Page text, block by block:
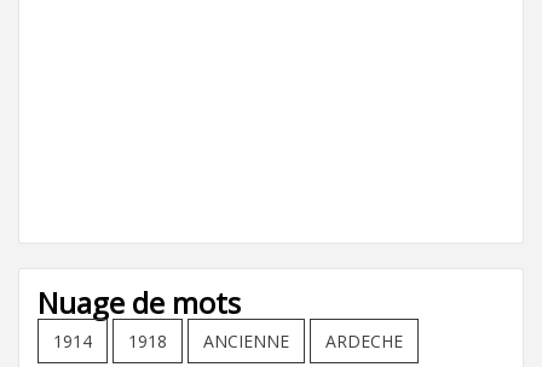
Nuage de mots
1914 1918 ANCIENNE ARDECHE